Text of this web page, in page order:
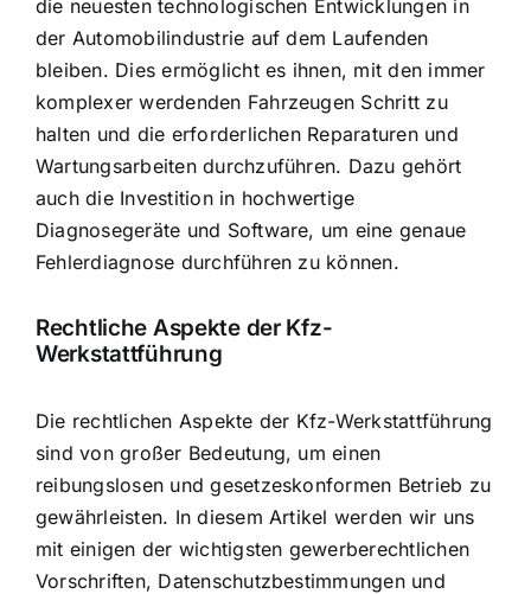
die neuesten technologischen Entwicklungen in
der Automobilindustrie auf dem Laufenden
bleiben. Dies ermöglicht es ihnen, mit den immer
komplexer werdenden Fahrzeugen Schritt zu
halten und die erforderlichen Reparaturen und
Wartungsarbeiten durchzuführen. Dazu gehört
auch die Investition in hochwertige
Diagnosegeräte und Software, um eine genaue
Fehlerdiagnose durchführen zu können.
Rechtliche Aspekte der Kfz-
Werkstattführung
Die rechtlichen Aspekte der Kfz-Werkstattführung
sind von großer Bedeutung, um einen
reibungslosen und gesetzeskonformen Betrieb zu
gewährleisten. In diesem Artikel werden wir uns
mit einigen der wichtigsten gewerberechtlichen
Vorschriften, Datenschutzbestimmungen und